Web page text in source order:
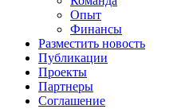
Опыт
Финансы
Разместить новость
Публикации
Проекты
Партнеры
Соглашение